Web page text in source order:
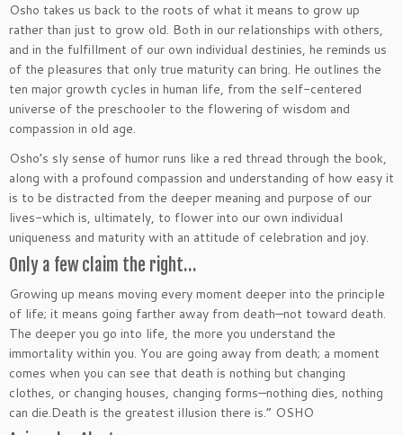
Osho takes us back to the roots of what it means to grow up
rather than just to grow old. Both in our relationships with others,
and in the fulfillment of our own individual destinies, he reminds us
of the pleasures that only true maturity can bring. He outlines the
ten major growth cycles in human life, from the self-centered
universe of the preschooler to the flowering of wisdom and
compassion in old age.
Osho’s sly sense of humor runs like a red thread through the book,
along with a profound compassion and understanding of how easy it
is to be distracted from the deeper meaning and purpose of our
lives-which is, ultimately, to flower into our own individual
uniqueness and maturity with an attitude of celebration and joy.
Only a few claim the right…
Growing up means moving every moment deeper into the principle
of life; it means going farther away from death—not toward death.
The deeper you go into life, the more you understand the
immortality within you. You are going away from death; a moment
comes when you can see that death is nothing but changing
clothes, or changing houses, changing forms—nothing dies, nothing
can die.Death is the greatest illusion there is.” OSHO